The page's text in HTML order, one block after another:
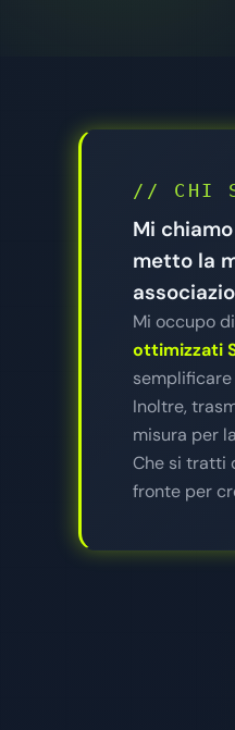
// CHI
Mi chiamo
metto la
Mi occupo
ottimizzati
Inoltre,
misura per
Che si tratti
fronte per